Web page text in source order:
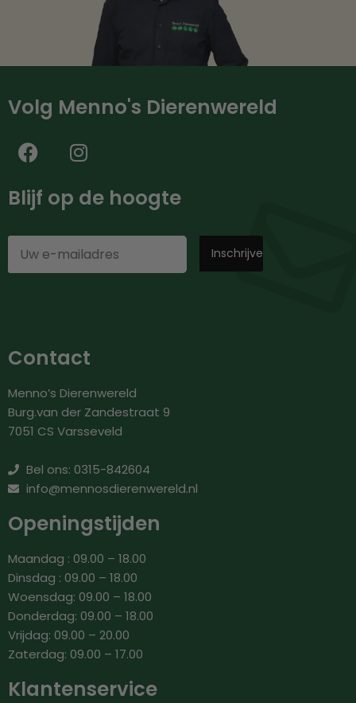
Volg Menno's Dierenwereld
Blijf op de hoogte
Contact
Menno’s Dierenwereld
Burg.van der Zandestraat 9
7051 CS Varsseveld
Bel ons: 0315-842604
info@mennosdierenwereld.nl
Openingstijden
Maandag : 09.00 – 18.00
Dinsdag : 09.00 – 18.00
Woensdag: 09.00 – 18.00
Donderdag: 09.00 – 18.00
Vrijdag: 09.00 – 20.00
Zaterdag: 09.00 – 17.00
Klantenservice